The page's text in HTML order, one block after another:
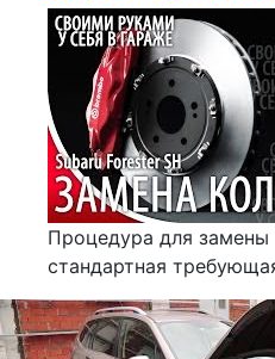
Процедура для замены
стандартная